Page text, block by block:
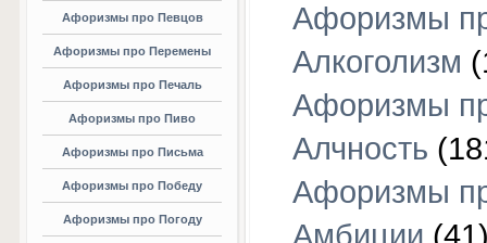
Афоризмы про Певцов
Афоризмы про Перемены
Афоризмы про Печаль
Афоризмы про Пиво
Афоризмы про Письма
Афоризмы про Победу
Афоризмы про Погоду
Афоризмы
Алкоголизм
Афоризмы
Алчность
Афоризмы
Амбиции